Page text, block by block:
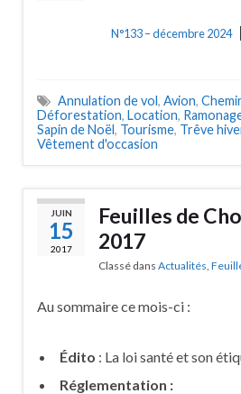
N°133 – décembre 2024
Annulation de vol, Avion,
Déforestation, Location,
Sapin de Noël, Tourisme, Trêve
Vêtement d'occasion
JUIN
15
2017
Feuilles de
2017
Classé dans Actualités
Au sommaire ce mois-ci :
Édito : La loi santé et son
Réglementation :